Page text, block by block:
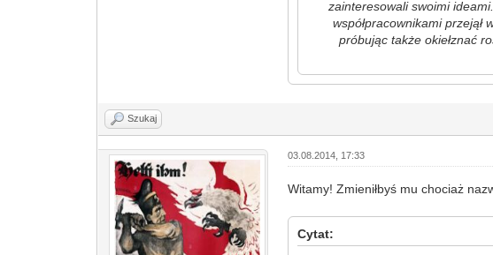
zainteresowali swoimi
współpracownikami przejął
próbując także okiełznać
Szukaj
03.08.2014, 17:33
Witamy! Zmieniłbyś mu chociaż
Cytat: